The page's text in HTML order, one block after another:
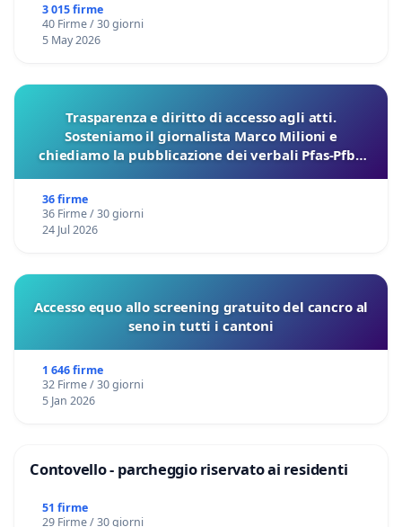
3 015 firme
40 Firme / 30 giorni
5 May 2026
Trasparenza e diritto di accesso agli atti.
Sosteniamo il giornalista Marco Milioni e
chiediamo la pubblicazione dei verbali Pfas-Pfba
36 firme
36 Firme / 30 giorni
24 Jul 2026
Accesso equo allo screening gratuito del cancro al
seno in tutti i cantoni
1 646 firme
32 Firme / 30 giorni
5 Jan 2026
Contovello - parcheggio riservato ai residenti
51 firme
29 Firme / 30 giorni